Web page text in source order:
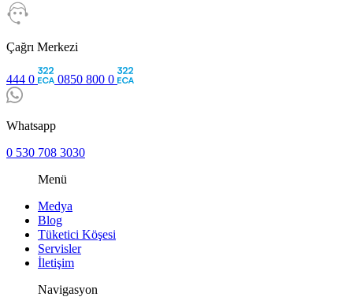
Çağrı Merkezi
444 0 0850 800 0
Whatsapp
0 530 708 3030
Menü
Medya
Blog
Tüketici Köşesi
Servisler
İletişim
Navigasyon